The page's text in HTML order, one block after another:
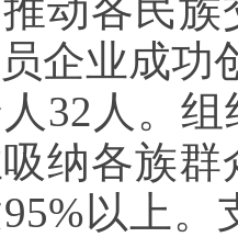
动各民
企业成功
32人。
纳各族
以上